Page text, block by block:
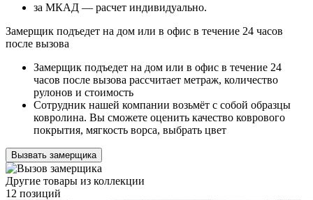
за МКАД — расчет индивидуально.
Замерщик подъедет на дом или в офис в течение 24 часов
после вызова
Замерщик подъедет на дом или в офис в течение 24
часов после вызова рассчитает метраж, количество
рулонов и стоимость
Сотрудник нашей компании возьмёт с собой образцы
ковролина. Вы сможете оценить качество коврового
покрытия, мягкость ворса, выбрать цвет
Вызвать замерщика
Другие товары из коллекции
12 позиций